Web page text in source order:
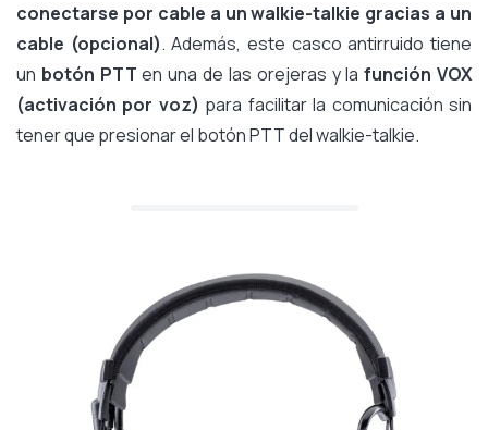
conectarse por cable a un walkie-talkie gracias a un
cable (opcional). Además, este casco antirruido tiene
un botón PTT en una de las orejeras y lafunción VOX
(activación por voz) para facilitar la comunicación sin
tener que presionar el botón PTT del walkie-talkie.